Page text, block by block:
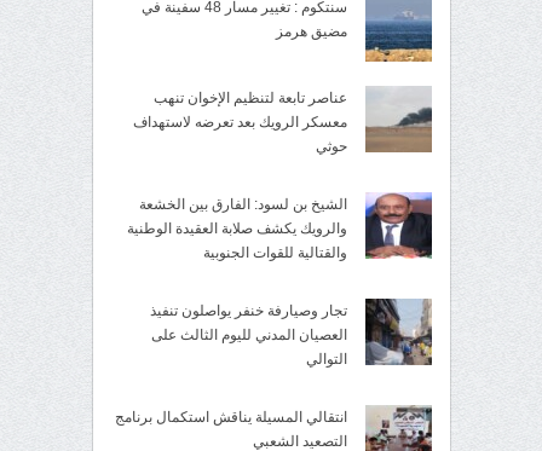
سنتكوم : تغيير مسار 48 سفينة في
مضيق هرمز
عناصر تابعة لتنظيم الإخوان تنهب
معسكر الرويك بعد تعرضه لاستهداف
حوثي
الشيخ بن لسود: الفارق بين الخشعة
والرويك يكشف صلابة العقيدة الوطنية
والقتالية للقوات الجنوبية
تجار وصيارفة خنفر يواصلون تنفيذ
العصيان المدني لليوم الثالث على
التوالي
انتقالي المسيلة يناقش استكمال برنامج
التصعيد الشعبي